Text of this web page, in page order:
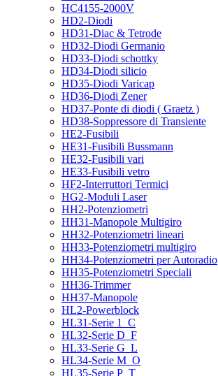
HC4155-2000V
HD2-Diodi
HD31-Diac & Tetrode
HD32-Diodi Germanio
HD33-Diodi schottky
HD34-Diodi silicio
HD35-Diodi Varicap
HD36-Diodi Zener
HD37-Ponte di diodi ( Graetz )
HD38-Soppressore di Transiente
HE2-Fusibili
HE31-Fusibili Bussmann
HE32-Fusibili vari
HE33-Fusibili vetro
HF2-Interruttori Termici
HG2-Moduli Laser
HH2-Potenziometri
HH31-Manopole Multigiro
HH32-Potenziometri lineari
HH33-Potenziometri multigiro
HH34-Potenziometri per Autoradio
HH35-Potenziometri Speciali
HH36-Trimmer
HH37-Manopole
HL2-Powerblock
HL31-Serie 1_C
HL32-Serie D_F
HL33-Serie G_L
HL34-Serie M_O
HL35-Serie P_T